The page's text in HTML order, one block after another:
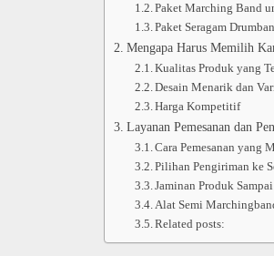
Paket Marching Band
Paket Seragam
Mengapa Harus Memilih
Kualitas Produk yang
Desain Menarik dan
Harga Kompetitif
Layanan Pemesanan dan
Cara Pemesanan yang
Pilihan Pengiriman ke
Jaminan Produk
Alat Semi
Related posts: